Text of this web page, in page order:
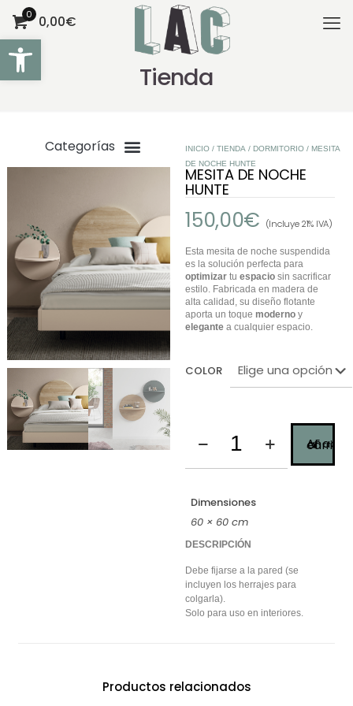
Abrir barra de herramientas
0 0,00€
Tienda
INICIO /TIENDA /DORMITORIO / MESITA
DE NOCHE HUNTE
MESITA DE NOCHE
HUNTE
150,00€ (Incluye 21% IVA)
Esta mesita de noche suspendida
es la solución perfecta para
optimizar tuespacio sin sacrificar
estilo. Fabricada en madera de
alta calidad, su diseño flotante
aporta un toquemoderno y
elegante a cualquier espacio.
COLOR
Añadir al carrito
Dimensiones
60 × 60 cm
DESCRIPCIÓN
Debe fijarse a la pared (se
incluyen los herrajes para
colgarla).
Solo para uso en interiores.
Productos relacionados